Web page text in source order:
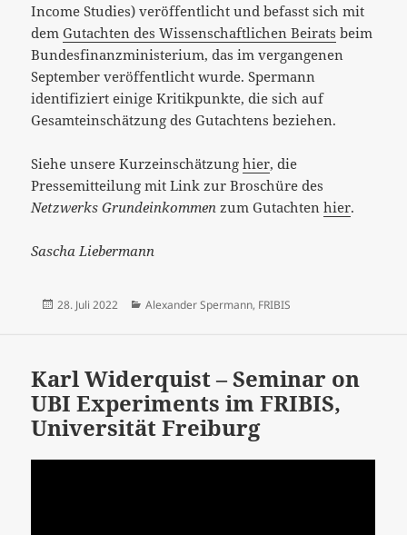
Income Studies) veröffentlicht und befasst sich mit
demGutachten des Wissenschaftlichen Beirats beim
Bundesfinanzministerium, das im vergangenen
September veröffentlicht wurde. Spermann
identifiziert einige Kritikpunkte, die sich auf
Gesamteinschätzung des Gutachtens beziehen.
Siehe unsere Kurzeinschätzunghier, die
Pressemitteilung mit Link zur Broschüre des
Netzwerks Grundeinkommen zum Gutachtenhier.
Sascha Liebermann
Veröffentlicht
28. Juli 2022 Kategorien
Alexander Spermann, FRIBIS
Karl Widerquist – Seminar on
UBI Experiments im FRIBIS,
Universität Freiburg